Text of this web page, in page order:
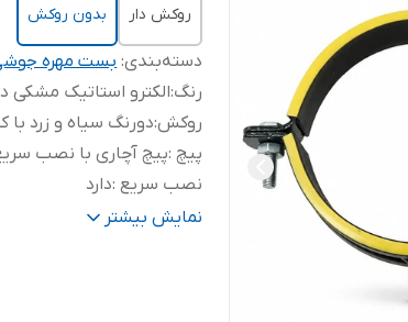
روکش دار بدون روکش
دسته‌بندی:بست مهره
رنگ:الکترو استاتیک مشکی
روکش:دورنگ سیاه و زرد با
پیچ :پیچ آچاری با نصب
نصب سریع :دارد
ورق قوی 2 :2 میلیمتر قوی
نمایش بیشتر